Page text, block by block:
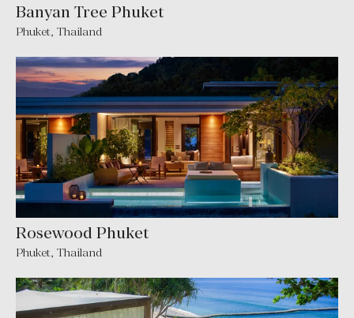
Banyan Tree Phuket
Phuket, Thailand
Rosewood Phuket
Phuket, Thailand